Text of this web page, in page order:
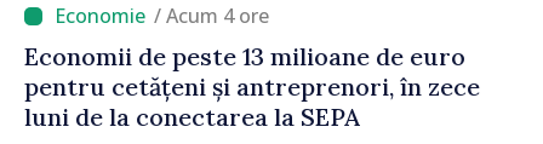
/ Acum 4 ore
Economii de peste 13 milioane de euro
pentru cetățeni și antreprenori, în zece
luni de la conectarea la SEPA